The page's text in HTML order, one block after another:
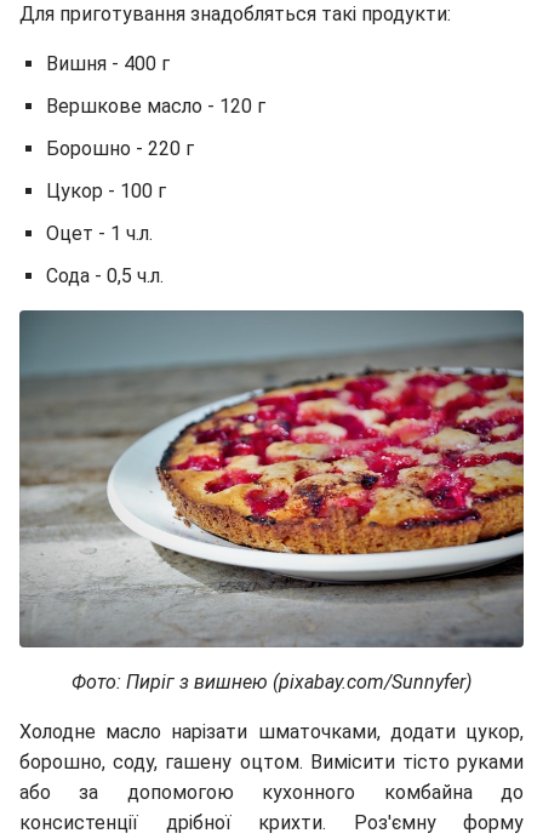
Для приготування знадобляться такі продукти:
Вишня - 400 г
Вершкове масло - 120 г
Борошно - 220 г
Цукор - 100 г
Оцет - 1 ч.л.
Сода - 0,5 ч.л.
Фото: Пиріг з вишнею (pixabay.com/Sunnyfer)
Холодне масло нарізати шматочками, додати цукор,
борошно, соду, гашену оцтом. Вимісити тісто руками
або за допомогою кухонного комбайна до
консистенції дрібної крихти. Роз'ємну форму